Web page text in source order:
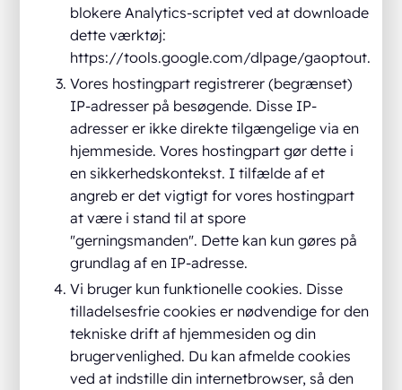
blokere Analytics-scriptet ved at downloade
dette værktøj:
https://tools.google.com/dlpage/gaoptout.
Vores hostingpart registrerer (begrænset)
IP-adresser på besøgende. Disse IP-
adresser er ikke direkte tilgængelige via en
hjemmeside. Vores hostingpart gør dette i
en sikkerhedskontekst. I tilfælde af et
angreb er det vigtigt for vores hostingpart
at være i stand til at spore
"gerningsmanden". Dette kan kun gøres på
grundlag af en IP-adresse.
Vi bruger kun funktionelle cookies. Disse
tilladelsesfrie cookies er nødvendige for den
tekniske drift af hjemmesiden og din
brugervenlighed. Du kan afmelde cookies
ved at indstille din internetbrowser, så den